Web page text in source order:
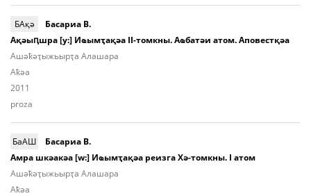
БАқә
Басариа В.
Ақәыԥшра [у:] Иҩымҭақәа II-томкны. Аҩбатәи атом. Аповестқәа
Ашә­ҟәҭы­жьыр­ҭа Алашара
Aҟәа
2011
proza
БаАШ
Басариа В.
Амра шкәакәа [w:] Иҩымҭақәа реизга Хә-томкны. I атом
Ашә­ҟәҭы­жьыр­ҭа Алашара
Aҟәа